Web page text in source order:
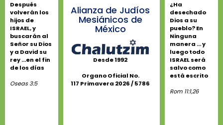
Después
volverán los
hijos de
ISRAEL, y
buscarán al
Señor su Dios
y a David su
rey ...en el fin
de los días
Oseas 3:5
Alianza de Judíos
Mesiánicos de
México
Desde 1992
Organo Oficial No.
117 Primavera 2026 / 5786
¿Ha
desechado
Dios a su
pueblo? En
Ninguna
manera ... y
luego todo
ISRAEL será
salvo como
está escrito
Rom 11:1,26